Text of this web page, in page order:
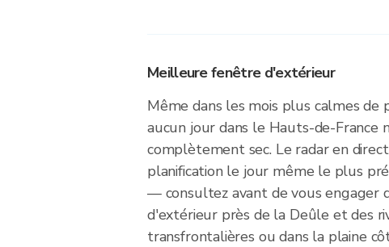
Meilleure fenêtre d'extérieur
Même dans les mois plus calmes de
aucun jour dans le Hauts-de-France
complètement sec. Le radar en
planification le jour même le plus
— consultez avant de vous engager
d'extérieur près de la Deûle et des
transfrontalières ou dans la plaine